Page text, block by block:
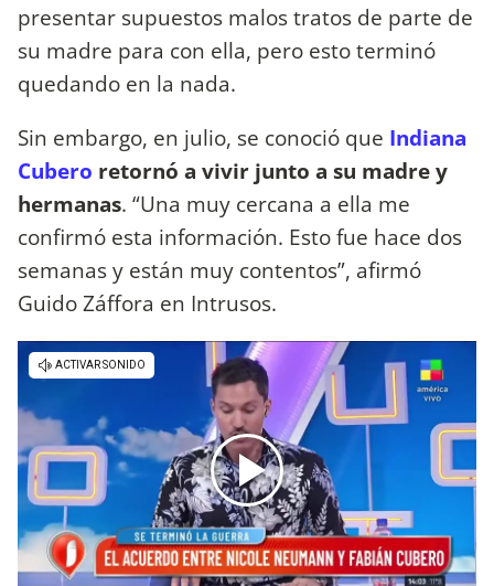
presentar supuestos malos tratos de parte de
su madre para con ella, pero esto terminó
quedando en la nada.
Sin embargo, en julio, se conoció que Indiana
Cubero retornó a vivir junto a su madre y
hermanas. “Una muy cercana a ella me
confirmó esta información. Esto fue hace dos
semanas y están muy contentos”, afirmó
Guido Záffora en Intrusos.